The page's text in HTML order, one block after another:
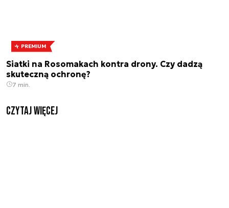
PREMIUM
Siatki na Rosomakach kontra drony. Czy dadzą
skuteczną ochronę?
7 min.
czytaj więcej